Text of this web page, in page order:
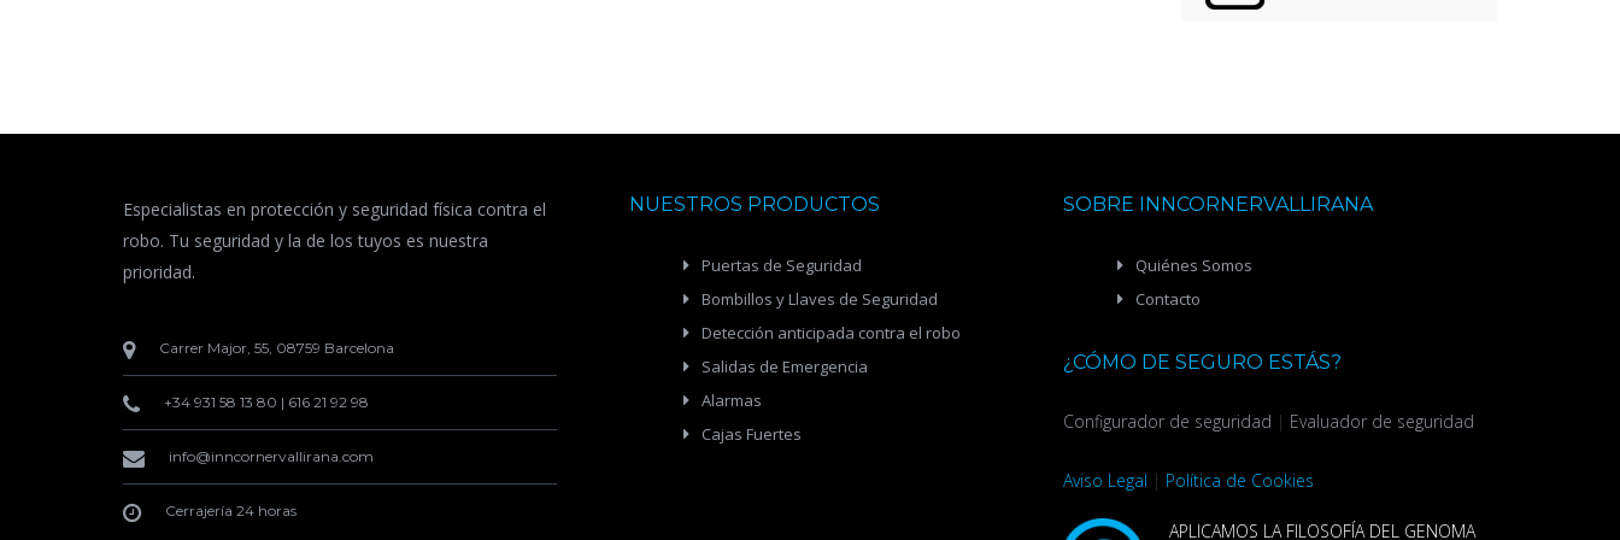
Especialistas en protección y seguridad física contra el
robo. Tu seguridad y la de los tuyos es nuestra
prioridad.
Carrer Major, 55, 08759 Barcelona
+34 931 58 13 80 | 616 21 92 98
info@inncornervallirana.com
Cerrajería 24 horas
NUESTROS PRODUCTOS
Puertas de Seguridad
Bombillos y Llaves de Seguridad
Detección anticipada contra el robo
Salidas de Emergencia
Alarmas
Cajas Fuertes
SOBRE INNCORNERVALLIRANA
Quiénes Somos
Contacto
¿CÓMO DE SEGURO ESTÁS?
Configurador de seguridad | Evaluador de seguridad
Aviso Legal | Política de Cookies
APLICAMOS LA FILOSOFÍA DEL GENOMA